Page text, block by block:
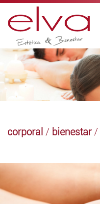
corporal / bienestar/